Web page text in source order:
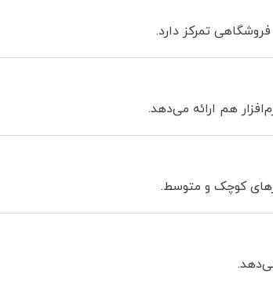
تمرکز دارد.
هم ارائه می‌دهد.
کوچک و متوسط.